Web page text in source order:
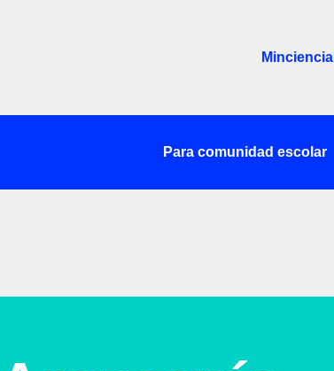
Minciencia
Para comunidad escolar